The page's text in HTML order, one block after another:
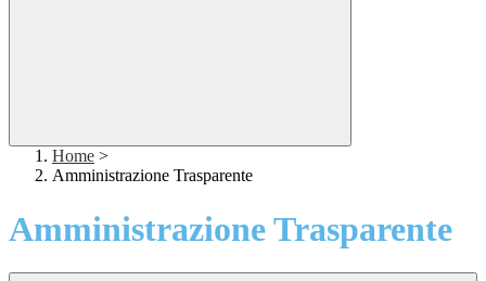
Home >
Amministrazione Trasparente
Amministrazione Trasparente